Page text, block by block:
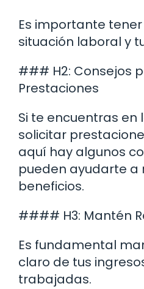
Es importante
situación laboral y
### H2: Consejos
Prestaciones
Si te encuentras en
solicitar
aquí hay algunos
pueden ayudarte a
beneficios.
#### H3: Mantén
Es fundamental
claro de tus
trabajadas.